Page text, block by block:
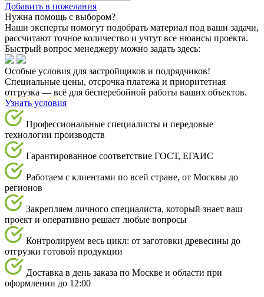
Добавить в пожелания
Нужна помощь с выбором?
Наши эксперты помогут подобрать материал под ваши задачи,
рассчитают точное количество и учтут все нюансы проекта.
Быстрый вопрос менеджеру можно задать здесь:
Особые условия для застройщиков и подрядчиков!
Специальные цены, отсрочка платежа и приоритетная
отгрузка — всё для бесперебойной работы ваших объектов.
Узнать условия
Профессиональные специалисты и передовые
технологии производств
Гарантированное соответствие ГОСТ, ЕГАИС
Работаем с клиентами по всей стране, от Москвы до
регионов
Закрепляем личного специалиста, который знает ваш
проект и оперативно решает любые вопросы
Контролируем весь цикл: от заготовки древесины до
отгрузки готовой продукции
Доставка в день заказа по Москве и области при
оформлении до 12:00